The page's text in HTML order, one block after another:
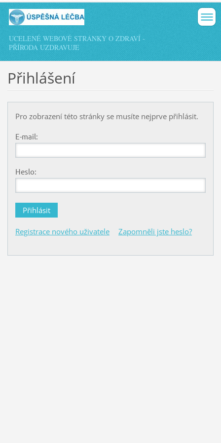
UCELENÉ WEBOVÉ STRÁNKY O ZDRAVÍ -
PŘÍRODA UZDRAVUJE
Přihlášení
Pro zobrazení této stránky se musíte nejprve přihlásit.
E-mail:
Heslo:
Registrace nového uživatele Zapomněli jste heslo?